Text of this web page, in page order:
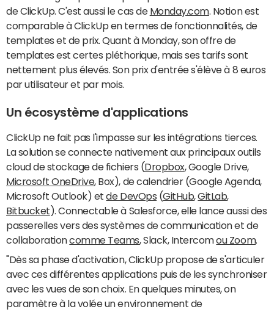
de ClickUp. C'est aussi le cas de Monday.com. Notion est
comparable à ClickUp en termes de fonctionnalités, de
templates et de prix. Quant à Monday, son offre de
templates est certes pléthorique, mais ses tarifs sont
nettement plus élevés. Son prix d'entrée s'élève à 8 euros
par utilisateur et par mois.
Un écosystème d'applications
ClickUp ne fait pas l'impasse sur les intégrations tierces.
La solution se connecte nativement aux principaux outils
cloud de stockage de fichiers (Dropbox, Google Drive,
Microsoft OneDrive, Box), de calendrier (Google Agenda,
Microsoft Outlook) etde DevOps (GitHub,GitLab,
Bitbucket ). Connectable à Salesforce, elle lance aussi des
passerelles vers des systèmes de communication et de
collaborationcomme Teams, Slack, Intercomou Zoom.
"Dès sa phase d'activation, ClickUp propose de s'articuler
avec ces différentes applications puis de les synchroniser
avec les vues de son choix. En quelques minutes, on
paramètre à la volée un environnement de